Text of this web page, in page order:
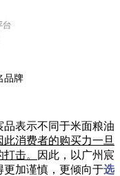
品牌
表示不同于米面粮油
此消费者的购买力一旦
击。
因此，以广州宸
更加谨慎，更倾向于选